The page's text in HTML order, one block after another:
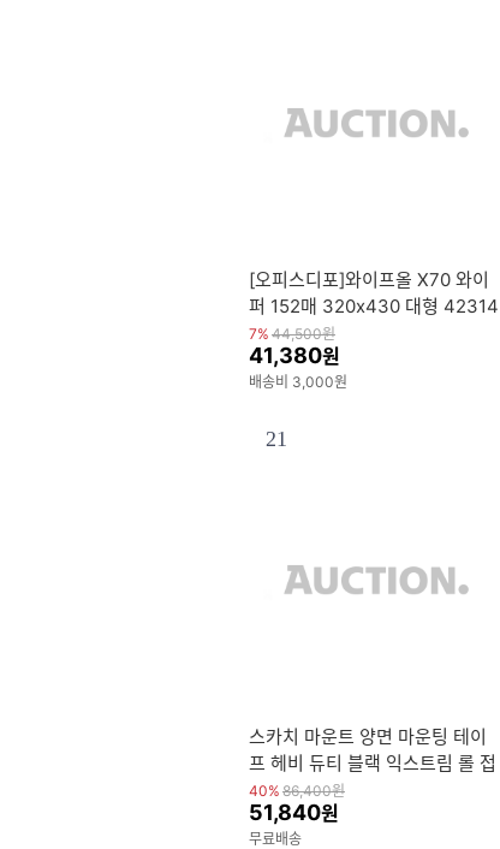
[오피스디포]와이프올 X70 와이
퍼 152매 320x430 대형 42314
유한킴벌리
7% 44,500원
41,380원
배송비 3,000원
21
스카치 마운트 양면 마운팅 테이
프 헤비 듀티 블랙 익스트림 롤 접
착 1개
40% 86,400원
51,840원
무료배송